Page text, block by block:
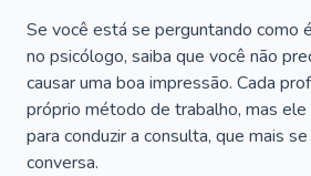
Se você está se perguntando como
no psicólogo, saiba que você não
causar uma boa impressão. Cada
próprio método de trabalho, mas
para conduzir a consulta, que mais
conversa.